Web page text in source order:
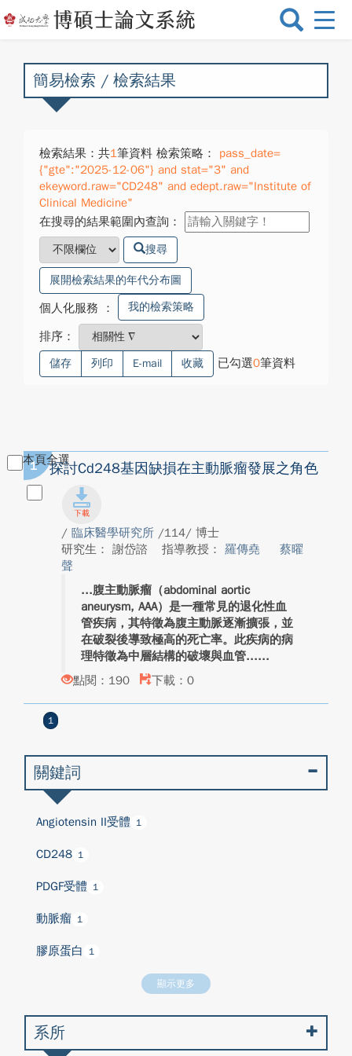
選
換
簡易檢索 / 檢索結果
檢索結果：共1筆資料 檢索策略：
pass_date=
{"gte":"2025-12-06"} and stat="3" and
ekeyword.raw="CD248" and edept.raw="Institute of
Clinical Medicine"
在搜尋的結果範圍內查詢：
搜尋
展開檢索結果的年代分布圖
個人化服務 ： 我的檢索策略
排序：
儲存 列印 E-mail 收藏 已勾選0筆資料
本頁全選
1 探討Cd248基因缺損在主動脈瘤發展之角色
/ 臨床醫學研究所 /114/ 博士
研究生： 謝岱諮
指導教授： 羅傳堯
蔡曜
聲
腹主動脈瘤（abdominal aortic
aneurysm, AAA）是一種常見的退化性血
管疾病，其特徵為腹主動脈逐漸擴張，並
在破裂後導致極高的死亡率。此疾病的病
理特徵為中層結構的破壞與血管...
點閱：190
下載：0
1
關鍵詞
Angiotensin II受體 1
CD248 1
PDGF受體 1
動脈瘤 1
膠原蛋白 1
顯示更多
系所